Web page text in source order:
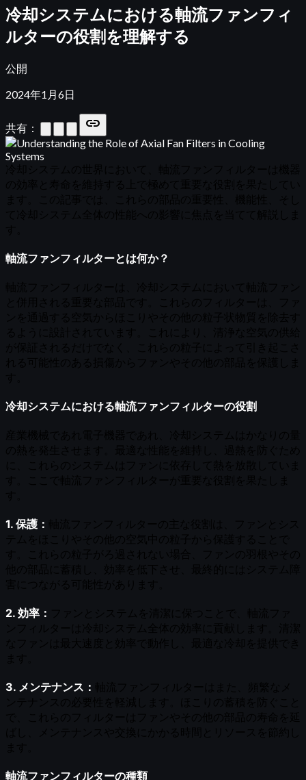
冷却システムにおける軸流ファンフィ
ルターの役割を理解する
公開
2024年1月6日
共有： link